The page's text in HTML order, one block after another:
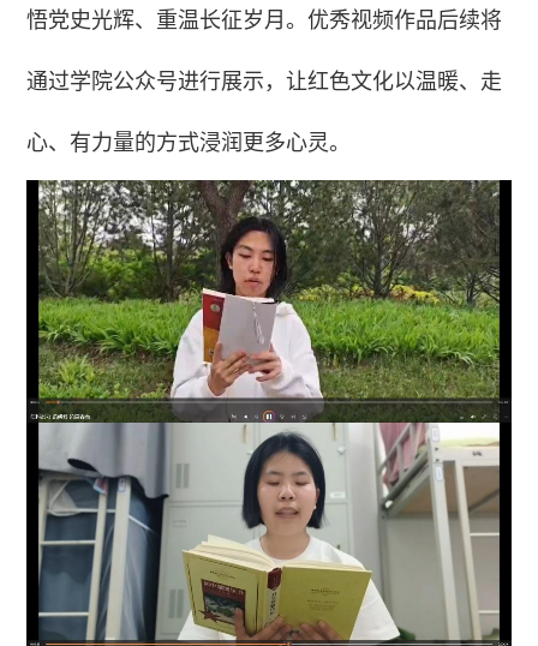
悟党史光辉、重温长征岁月。优秀视频作品后续将
通过学院公众号进行展示，让红色文化以温暖、走
心、有力量的方式浸润更多心灵。